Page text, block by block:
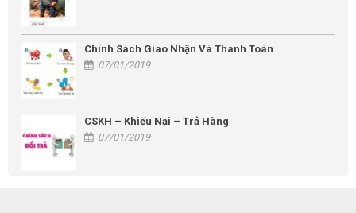
Chính Sách Giao Nhận Và Thanh Toán
07/01/2019
CSKH – Khiếu Nại – Trả Hàng
07/01/2019